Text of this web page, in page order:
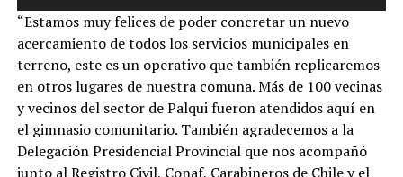
audio
“Estamos muy felices de poder concretar un nuevo
acercamiento de todos los servicios municipales en
terreno, este es un operativo que también replicaremos
en otros lugares de nuestra comuna. Más de 100 vecinas
y vecinos del sector de Palqui fueron atendidos aquí en
el gimnasio comunitario. También agradecemos a la
Delegación Presidencial Provincial que nos acompañó
junto al Registro Civil, Conaf, Carabineros de Chile y el